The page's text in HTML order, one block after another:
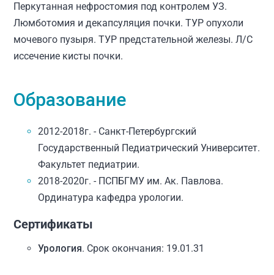
Перкутанная нефростомия под контролем УЗ.
Люмботомия и декапсуляция почки. ТУР опухоли
мочевого пузыря. ТУР предстательной железы. Л/С
иссечение кисты почки.
Образование
2012-2018г. - Санкт-Петербургский
Государственный Педиатрический Университет.
Факультет педиатрии.
2018-2020г. - ПСПБГМУ им. Ак. Павлова.
Ординатура кафедра урологии.
Сертификаты
Урология. Срок окончания: 19.01.31